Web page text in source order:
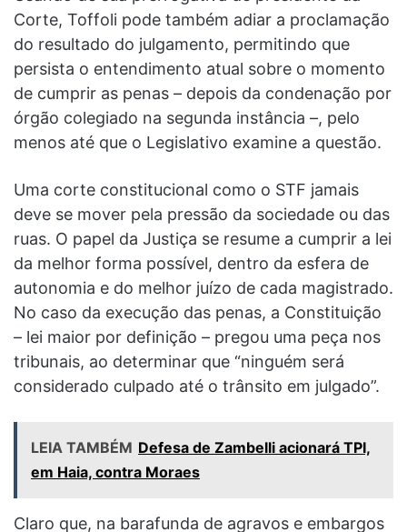
Corte, Toffoli pode também adiar a proclamação
do resultado do julgamento, permitindo que
persista o entendimento atual sobre o momento
de cumprir as penas – depois da condenação por
órgão colegiado na segunda instância –, pelo
menos até que o Legislativo examine a questão.
Uma corte constitucional como o STF jamais
deve se mover pela pressão da sociedade ou das
ruas. O papel da Justiça se resume a cumprir a lei
da melhor forma possível, dentro da esfera de
autonomia e do melhor juízo de cada magistrado.
No caso da execução das penas, a Constituição
– lei maior por definição – pregou uma peça nos
tribunais, ao determinar que “ninguém será
considerado culpado até o trânsito em julgado”.
LEIA TAMBÉM Defesa de Zambelli acionará TPI,
em Haia, contra Moraes
Claro que, na barafunda de agravos e embargos